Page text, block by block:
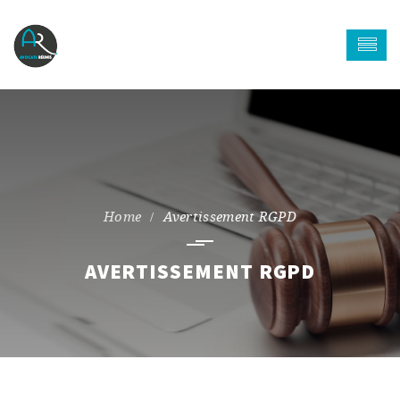
Avertissement RGPD
AVERTISSEMENT RGPD